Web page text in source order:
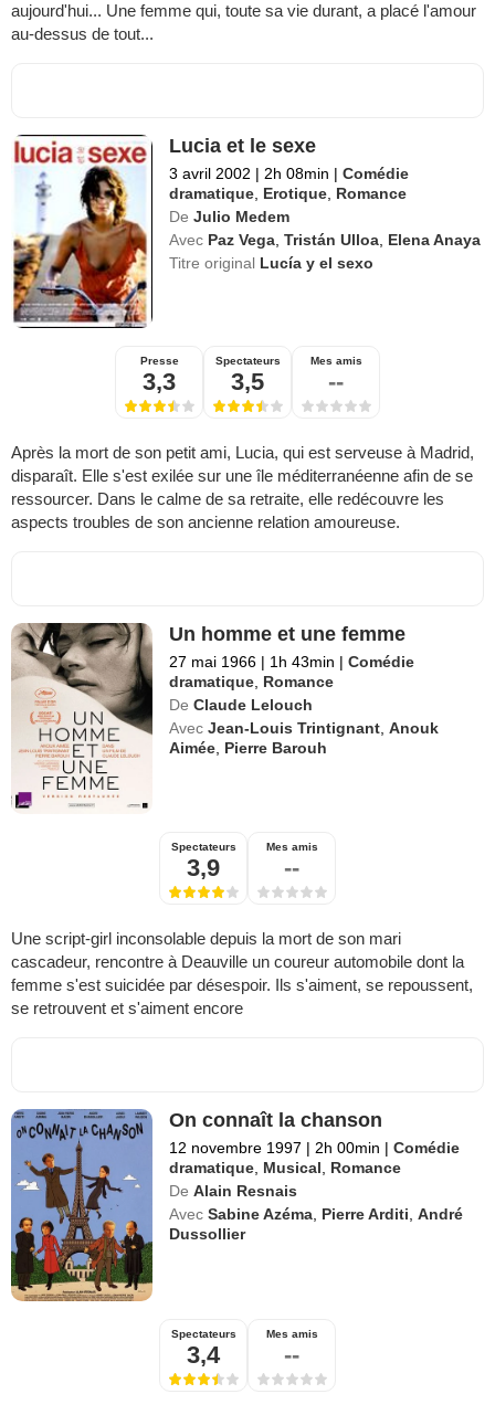
aujourd'hui... Une femme qui, toute sa vie durant, a placé l'amour
au-dessus de tout...
Lucia et le sexe
3 avril 2002 | 2h 08min | Comédie
dramatique, Erotique, Romance
De Julio Medem
Avec Paz Vega,Tristán Ulloa, Elena Anaya
Titre original Lucía y el sexo
Presse
3,3
Spectateurs
3,5
Mes amis
--
Après la mort de son petit ami, Lucia, qui est serveuse à Madrid,
disparaît. Elle s'est exilée sur une île méditerranéenne afin de se
ressourcer. Dans le calme de sa retraite, elle redécouvre les
aspects troubles de son ancienne relation amoureuse.
Un homme et une femme
27 mai 1966 | 1h 43min | Comédie
dramatique Romance
De Claude Lelouch
Avec Jean-Louis Trintignant ,Anouk
Aimée Pierre Barouh
Spectateurs
3,9
Mes amis
--
Une script-girl inconsolable depuis la mort de son mari
cascadeur, rencontre à Deauville un coureur automobile dont la
femme s'est suicidée par désespoir. Ils s'aiment, se repoussent,
se retrouvent et s'aiment encore
On connaît la chanson
12 novembre 1997 | 2h 00min | Comédie
dramatique, Musical, Romance
De Alain Resnais
Avec Sabine Azéma, Pierre Arditi,André
Dussollier
Spectateurs
3,4
Mes amis
--